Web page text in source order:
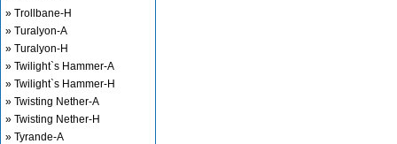
» Trollbane-H
» Turalyon-A
» Turalyon-H
» Twilight`s Hammer-A
» Twilight`s Hammer-H
» Twisting Nether-A
» Twisting Nether-H
» Tyrande-A